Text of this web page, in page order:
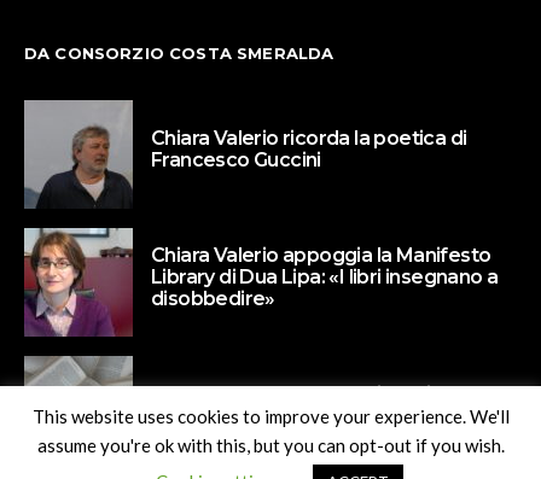
DA CONSORZIO COSTA SMERALDA
Chiara Valerio ricorda la poetica di
Francesco Guccini
Chiara Valerio appoggia la Manifesto
Library di Dua Lipa: «I libri insegnano a
disobbedire»
Paola Barbato protagonista di Un
Naviglio di libri
This website uses cookies to improve your experience. We'll
assume you're ok with this, but you can opt-out if you wish.